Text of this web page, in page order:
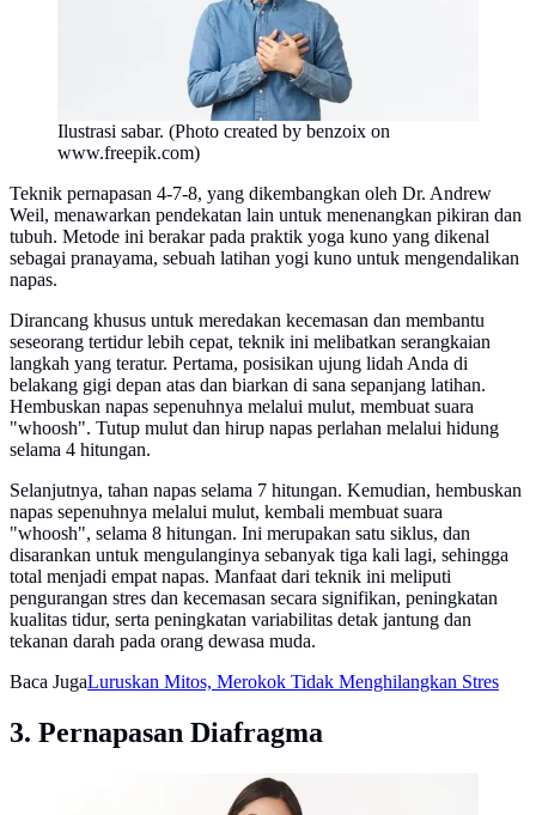
Ilustrasi sabar. (Photo created by benzoix on
www.freepik.com)
Teknik pernapasan 4-7-8, yang dikembangkan oleh Dr. Andrew
Weil, menawarkan pendekatan lain untuk menenangkan pikiran dan
tubuh. Metode ini berakar pada praktik yoga kuno yang dikenal
sebagai pranayama, sebuah latihan yogi kuno untuk mengendalikan
napas.
Dirancang khusus untuk meredakan kecemasan dan membantu
seseorang tertidur lebih cepat, teknik ini melibatkan serangkaian
langkah yang teratur. Pertama, posisikan ujung lidah Anda di
belakang gigi depan atas dan biarkan di sana sepanjang latihan.
Hembuskan napas sepenuhnya melalui mulut, membuat suara
"whoosh". Tutup mulut dan hirup napas perlahan melalui hidung
selama 4 hitungan.
Selanjutnya, tahan napas selama 7 hitungan. Kemudian, hembuskan
napas sepenuhnya melalui mulut, kembali membuat suara
"whoosh", selama 8 hitungan. Ini merupakan satu siklus, dan
disarankan untuk mengulanginya sebanyak tiga kali lagi, sehingga
total menjadi empat napas. Manfaat dari teknik ini meliputi
pengurangan stres dan kecemasan secara signifikan, peningkatan
kualitas tidur, serta peningkatan variabilitas detak jantung dan
tekanan darah pada orang dewasa muda.
Baca JugaLuruskan Mitos, Merokok Tidak Menghilangkan Stres
3. Pernapasan Diafragma